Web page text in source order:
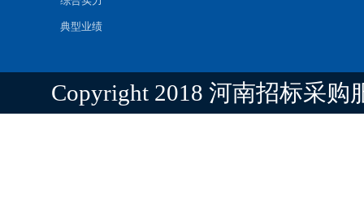
典型业绩
Copyright 2018 河南招标采